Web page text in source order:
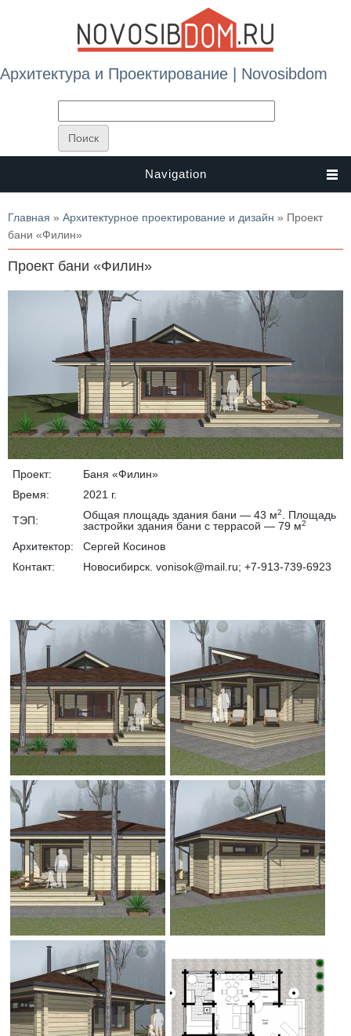
Архитектура и Проектирование | Novosibdom
Navigation
Вы здесь
Главная » Архитектурное проектирование и дизайн » Проект
бани «Филин»
Проект бани «Филин»
Проект:
Баня «Филин»
Время:
2021 г.
ТЭП: Общая площадь здания бани — 43 м2. Площадь
застройки здания бани с террасой — 79 м2
Архитектор:
Сергей Косинов
Контакт:
Новосибирск. vonisok@mail.ru; +7-913-739-6923